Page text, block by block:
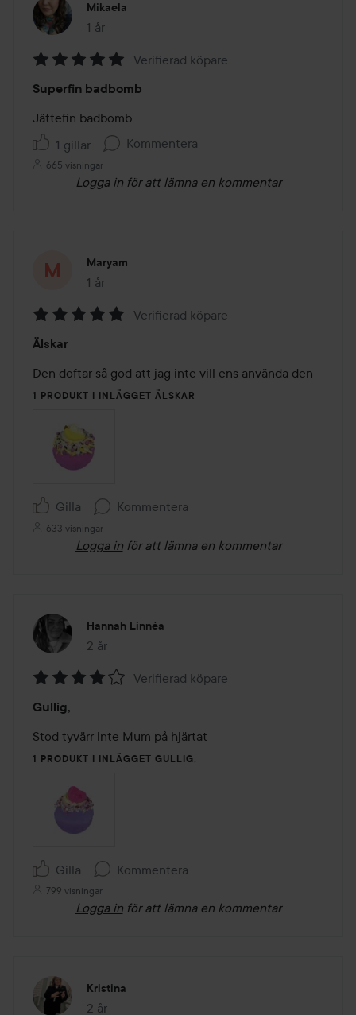
Mikaela
1 år
Inlägget skapades 1 år
5
av
5
Verifierad köpare
Superfin badbomb
Jättefin badbomb
1 gillar
Kommentera
665 visningar
Logga in för att lämna en kommentar
Maryam
1 år
Inlägget skapades 1 år
5
av
5
Verifierad köpare
Älskar
Den doftar så god att jag inte vill ens använda den
1 PRODUKT I INLÄGGET ÄLSKAR
Gilla Kommentera
633 visningar
Logga in för att lämna en kommentar
Hannah Linnéa
2 år
Inlägget skapades 2 år
4
av
5
Verifierad köpare
Gullig,
Stod tyvärr inte Mum på hjärtat
1 PRODUKT I INLÄGGET GULLIG,
Gilla Kommentera
799 visningar
Logga in för att lämna en kommentar
Kristina
2 år
Inlägget skapades 2 år